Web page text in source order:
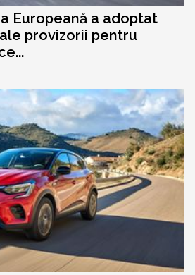
Europeană a adoptat
provizorii pentru